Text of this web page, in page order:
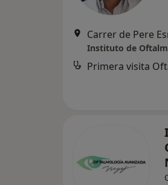
Carrer de Pere
Instituto de
Primera visita